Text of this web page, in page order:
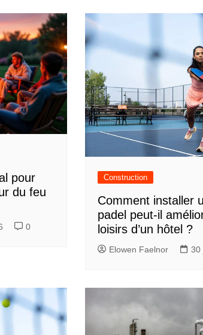
pour
du feu
0
Construction
Comment installer
padel peut-il
loisirs d’un hôtel ?
Elowen Faelnor 30